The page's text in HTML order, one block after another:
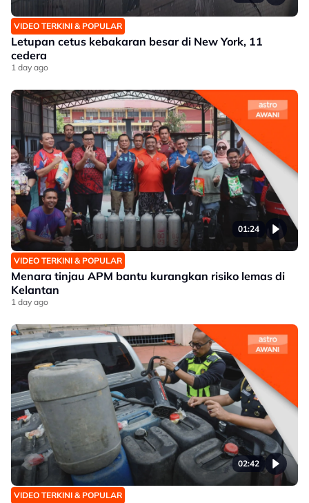
VIDEO TERKINI & POPULAR
Letupan cetus kebakaran besar di New York, 11
cedera
1 day ago
01:24
VIDEO TERKINI & POPULAR
Menara tinjau APM bantu kurangkan risiko lemas di
Kelantan
1 day ago
02:42
VIDEO TERKINI & POPULAR